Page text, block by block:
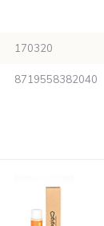
170320
8719558382040